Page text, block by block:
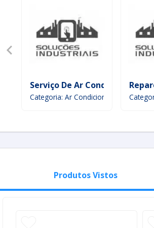
Serviço De Ar Condicionado
Categoria: Ar Condicionado
Produtos Vistos